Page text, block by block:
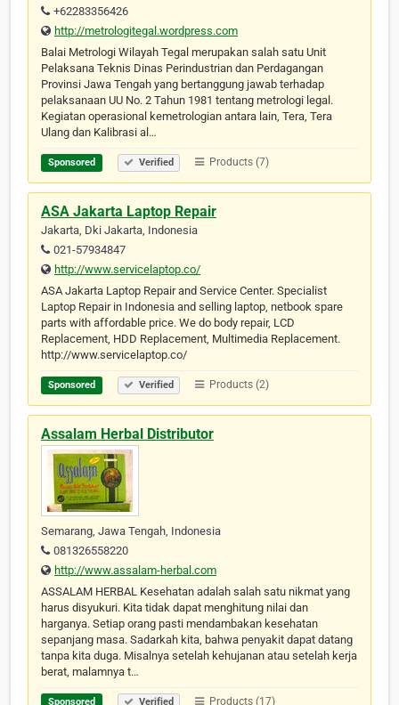
+62283356426
http://metrologitegal.wordpress.com
Balai Metrologi Wilayah Tegal merupakan salah satu Unit
Pelaksana Teknis Dinas Perindustrian dan Perdagangan
Provinsi Jawa Tengah yang bertanggung jawab terhadap
pelaksanaan UU No. 2 Tahun 1981 tentang metrologi legal.
Kegiatan operasional kemetrologian antara lain, Tera, Tera
Ulang dan Kalibrasi al…
Sponsored Verified Products (7)
ASA Jakarta Laptop Repair
Jakarta, Dki Jakarta, Indonesia
021-57934847
http://www.servicelaptop.co/
ASA Jakarta Laptop Repair and Service Center. Specialist
Laptop Repair in Indonesia and selling laptop, netbook spare
parts with affordable price. We do body repair, LCD
Replacement, HDD Replacement, Multimedia Replacement.
http://www.servicelaptop.co/
Sponsored Verified Products (2)
Assalam Herbal Distributor
Semarang, Jawa Tengah, Indonesia
081326558220
http://www.assalam-herbal.com
ASSALAM HERBAL Kesehatan adalah salah satu nikmat yang
harus disyukuri. Kita tidak dapat menghitung nilai dan
harganya. Setiap orang pasti mendambakan kesehatan
sepanjang masa. Sadarkah kita, bahwa penyakit dapat datang
tanpa kita duga. Misalnya setelah kehujanan atau setelah kerja
berat, malamnya t…
Sponsored Verified Products (17)